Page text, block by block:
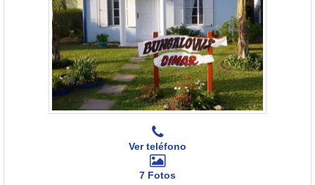
Ver teléfono
7 Fotos